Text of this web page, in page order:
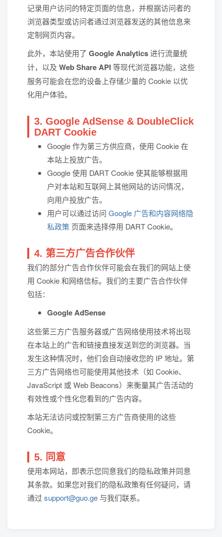
记录用户访问的特定页面的信息，并根据访问者的
浏览器类型或访问者通过浏览器发送的其他信息来
定制网页内容。
此外，本站使用了 Google Analytics进行流量统
计，以及 Web Share API等现代浏览器功能，这些
服务可能会在您的设备上存储少量的 Cookie 以优
化用户体验。
3. Google AdSense & DoubleClick
DART Cookie
Google 作为第三方供应商，使用 Cookie 在
本站上投放广告。
Google 使用 DART Cookie 使其能够根据用
户对本站和互联网上其他网站的访问情况，
向用户投放广告。
用户可以通过访问 Google 广告和内容网络隐
私政策 页面来选择停用 DART Cookie。
4. 第三方广告合作伙伴
我们的部分广告合作伙伴可能会在我们的网站上使
用 Cookie 和网络信标。我们的主要广告合作伙伴
包括：
Google AdSense
这些第三方广告服务器或广告网络使用技术将出现
在本站上的广告和链接直接发送到您的浏览器。当
发生这种情况时，他们会自动接收您的 IP 地址。第
三方广告网络也可能使用其他技术（如 Cookie、
JavaScript 或 Web Beacons）来衡量其广告活动的
有效性或个性化您看到的广告内容。
本站无法访问或控制第三方广告商使用的这些
Cookie。
5. 同意
使用本网站，即表示您同意我们的隐私政策并同意
其条款。如果您对我们的隐私政策有任何疑问，请
通过 support@guo.ge与我们联系。